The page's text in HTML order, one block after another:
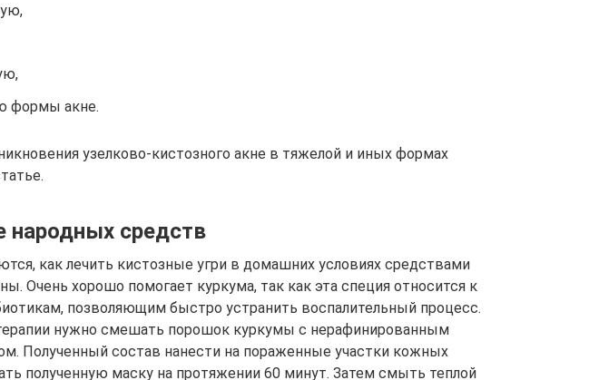
формы акне.
узелково-кистозного акне в тяжелой и иных формах
народных средств
как лечить кистозные угри в домашних условиях средствами
Очень хорошо помогает куркума, так как эта специя относится к
позволяющим быстро устранить воспалительный процесс.
нужно смешать порошок куркумы с нерафинированным
Полученный состав нанести на пораженные участки кожных
полученную маску на протяжении 60 минут. Затем смыть теплой